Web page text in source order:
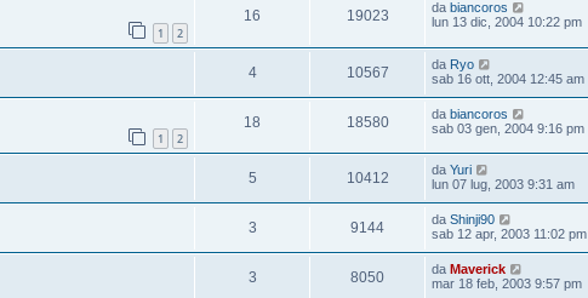
1 2
16 19023 da biancoros
lun 13 dic, 2004 10:22 pm
4 10567 da Ryo
sab 16 ott, 2004 12:45 am
1 2
18 18580 da biancoros
sab 03 gen, 2004 9:16 pm
5 10412 da Yuri
lun 07 lug, 2003 9:31 am
3 9144 da Shinji90
sab 12 apr, 2003 11:02 pm
3 8050 da Maverick
mar 18 feb, 2003 9:57 pm